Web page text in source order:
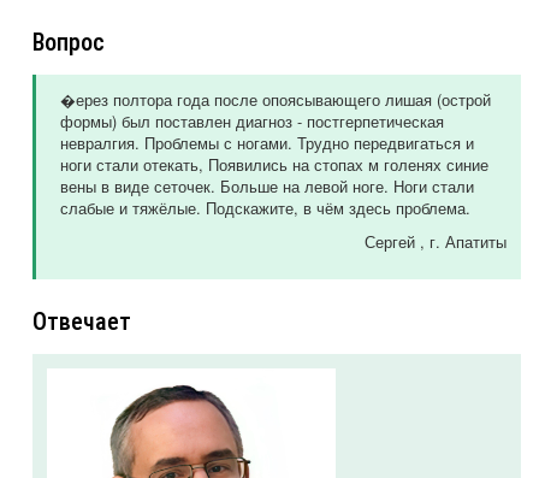
Вопрос
�ерез полтора года после опоясывающего лишая (острой
формы) был поставлен диагноз - постгерпетическая
невралгия. Проблемы с ногами. Трудно передвигаться и
ноги стали отекать, Появились на стопах м голенях синие
вены в виде сеточек. Больше на левой ноге. Ноги стали
слабые и тяжёлые. Подскажите, в чём здесь проблема.
Сергей , г. Апатиты
Отвечает